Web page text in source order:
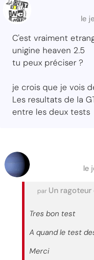
le
C'est vraiment
unigine heaven 2.5
tu peux préciser ?
je crois que je vois
Les resultats de la
entre les deux tests
le
par Un
Tres bon test
A quand le test
Merci